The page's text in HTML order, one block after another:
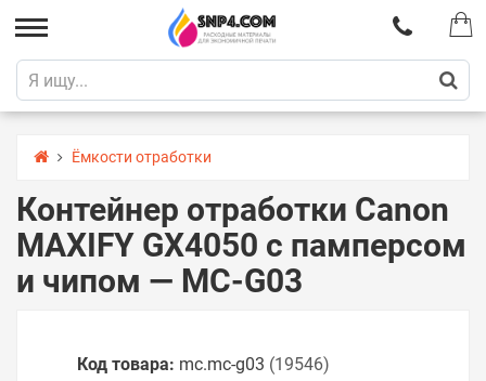
Ёмкости отработки
Контейнер отработки Canon
MAXIFY GX4050 с памперсом
и чипом — MC-G03
Код товара: mc.mc-g03 (19546)